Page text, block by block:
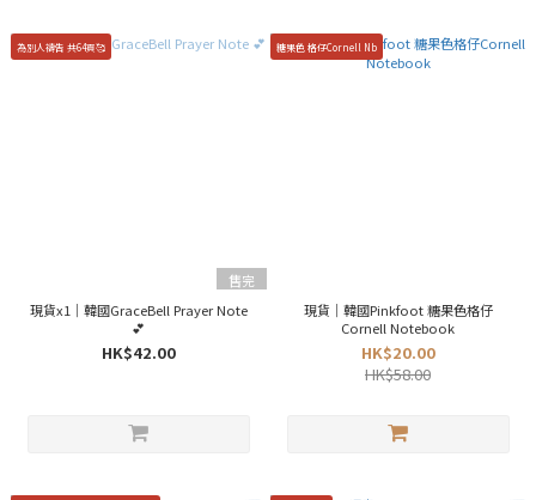
為別人禱告 共64頁🥰
售完
現貨x1｜韓國GraceBell Prayer Note
💕
HK$42.00
糖果色 格仔Cornell Nb
現貨｜韓國Pinkfoot 糖果色格仔
Cornell Notebook
HK$20.00
HK$58.00